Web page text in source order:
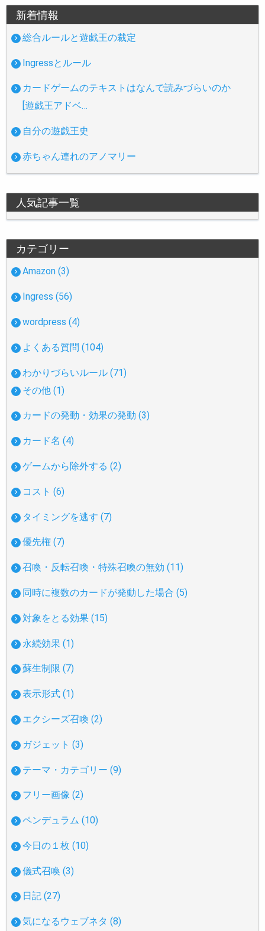
新着情報
総合ルールと遊戯王の裁定
Ingressとルール
カードゲームのテキストはなんで読みづらいのか
[遊戯王アドベ…
自分の遊戯王史
赤ちゃん連れのアノマリー
人気記事一覧
カテゴリー
Amazon (3)
Ingress (56)
wordpress (4)
よくある質問 (104)
わかりづらいルール (71)
その他 (1)
カードの発動・効果の発動 (3)
カード名 (4)
ゲームから除外する (2)
コスト (6)
タイミングを逃す (7)
優先権 (7)
召喚・反転召喚・特殊召喚の無効 (11)
同時に複数のカードが発動した場合 (5)
対象をとる効果 (15)
永続効果 (1)
蘇生制限 (7)
表示形式 (1)
エクシーズ召喚 (2)
ガジェット (3)
テーマ・カテゴリー (9)
フリー画像 (2)
ペンデュラム (10)
今日の１枚 (10)
儀式召喚 (3)
日記 (27)
気になるウェブネタ (8)